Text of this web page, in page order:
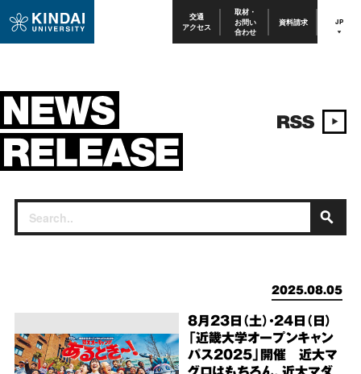
交通
アクセス
取材・
お問い
合わせ
資料請求 JP
2025.08.05
8月23日（土）・24日（日）
「近畿大学オープンキャン
パス2025」開催 近大マ